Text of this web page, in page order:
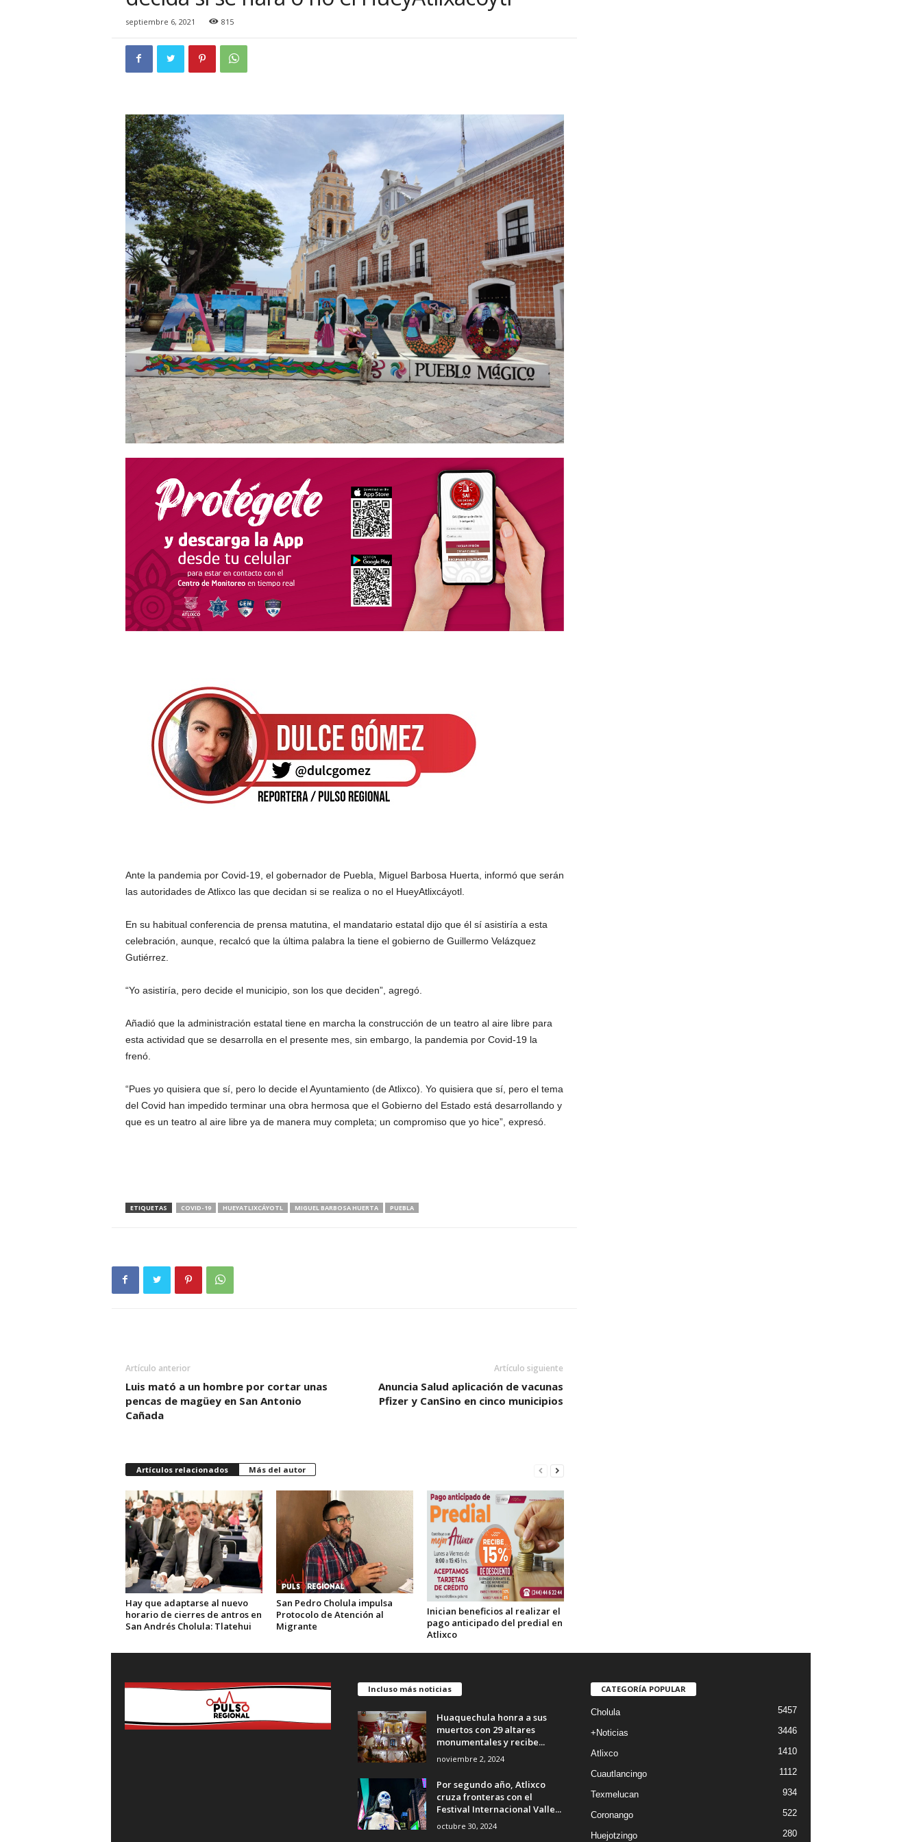
septiembre 6, 2021 815
Ante la pandemia por Covid-19, el gobernador de Puebla, Miguel Barbosa Huerta, informó que serán
las autoridades de Atlixco las que decidan si se realiza o no el HueyAtlixcáyotl.
En su habitual conferencia de prensa matutina, el mandatario estatal dijo que él sí asistiría a esta
celebración, aunque, recalcó que la última palabra la tiene el gobierno de Guillermo Velázquez
Gutiérrez.
“Yo asistiría, pero decide el municipio, son los que deciden”, agregó.
Añadió que la administración estatal tiene en marcha la construcción de un teatro al aire libre para
esta actividad que se desarrolla en el presente mes, sin embargo, la pandemia por Covid-19 la
frenó.
“Pues yo quisiera que sí, pero lo decide el Ayuntamiento (de Atlixco). Yo quisiera que sí, pero el tema
del Covid han impedido terminar una obra hermosa que el Gobierno del Estado está desarrollando y
que es un teatro al aire libre ya de manera muy completa; un compromiso que yo hice”, expresó.
ETIQUETAS COVID-19 HUEYATLIXCÁYOTL MIGUEL BARBOSA HUERTA PUEBLA
Artículo anterior
Luis mató a un hombre por cortar unas
pencas de magüey en San Antonio
Cañada
Artículo siguiente
Anuncia Salud aplicación de vacunas
Pfizer y CanSino en cinco municipios
Artículos relacionados Más del autor
Hay que adaptarse al nuevo
horario de cierres de antros en
San Andrés Cholula: Tlatehui
San Pedro Cholula impulsa
Protocolo de Atención al
Migrante
Inician beneficios al realizar el
pago anticipado del predial en
Atlixco
Incluso más noticias
Huaquechula honra a sus
muertos con 29 altares
monumentales y recibe...
noviembre 2, 2024
Por segundo año, Atlixco
cruza fronteras con el
Festival Internacional Valle...
octubre 30, 2024
CATEGORÍA POPULAR
Cholula 5457
+Noticias 3446
Atlixco 1410
Cuautlancingo 1112
Texmelucan 934
Coronango 522
Huejotzingo 280